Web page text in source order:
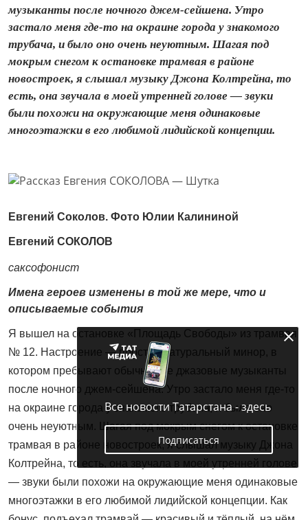
музыканты после ночного джем-сейшена. Утро
застало меня где-то на окраине города у знакомого
трубача, и было оно очень неуютным. Шагая под
мокрым снегом к остановке трамвая в районе
новостроек, я слышал музыку Джона Колтрейна, то
есть, она звучала в моей утренней голове — звуки
были похожи на окружающие меня одинаковые
многоэтажки в его любимой лидийской концепции.
Евгений Соколов. Фото Юлии Калининой
Евгений СОКОЛОВ
саксофонист
Имена героев изменены в той же мере, что и
описываемые события
Я вышел на остановке «Площадь Свободы» из трамвая
№ 12. Настроение — простой натуральный минор, в
котором пребывают обычно все джазовые музыканты
после ночного джем-сейшена. Утро застало меня где-то
на окраине города у знакомого трубача, и было оно
очень неуютным. Шагая под мокрым снегом к остановке
трамвая в районе новостроек, я слышал музыку Джона
Колтрейна, то есть, она звучала в моей утренней голове
— звуки были похожи на окружающие меня одинаковые
многоэтажки в его любимой лидийской концепции. Как
Все новости Татарстана - здесь
Подписаться